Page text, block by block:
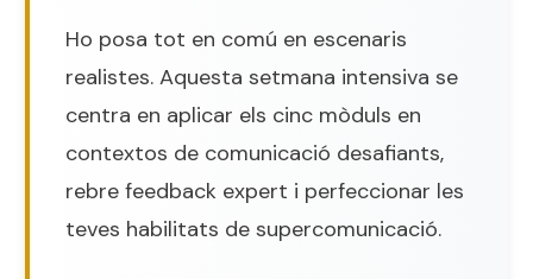
Ho posa tot en comú en escenaris
realistes. Aquesta setmana intensiva se
centra en aplicar els cinc mòduls en
contextos de comunicació desafiants,
rebre feedback expert i perfeccionar les
teves habilitats de supercomunicació.